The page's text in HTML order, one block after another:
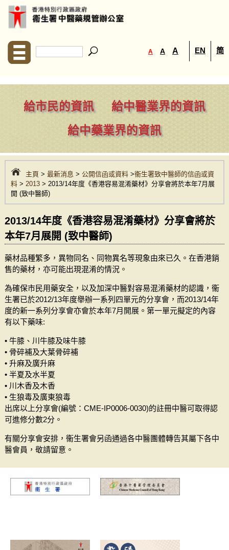
A A A EN 简
給市民的資訊
給中醫業界的資訊
給中藥業界的資訊
主頁 > 最新消息 > 公開信函或資料>衞生署致中醫師的信函或資
料> 2013> 2013/14年度《香港容易混淆藥材》分享會將於本年7月展
開 (致中醫師)
2013/14年度《香港容易混淆藥材》分享會將於
本年7月展開 (致中醫師)
藥材品種繁多，異物同名、同物異名等現象由來已久。在香港銷
售的藥材，亦可能出現混淆的情況。
為確保市民用藥安全，以及加深中醫對容易混淆藥材的認識，衞
生署已於2012/13年度舉辦一系列四單元的分享會，而2013/14年
度的新一系列分享會亦會於本年7月開展。第一單元擬定的內容
有以下藥味:
• 牛膝、川牛膝及味牛膝
• 骨碎補及大葉骨碎補
• 升麻及廣升麻
• 半夏及水半夏
• 川木香及木香
• 生狼毒及廣東狼毒
出席以上分享會(編號：CME-IP0006-0030)的註冊中醫可取得認
可進修分數2分。
有關分享會安排，衞生署會另函通過各中醫團體轉告其屬下各中
醫會員，敬請留意。